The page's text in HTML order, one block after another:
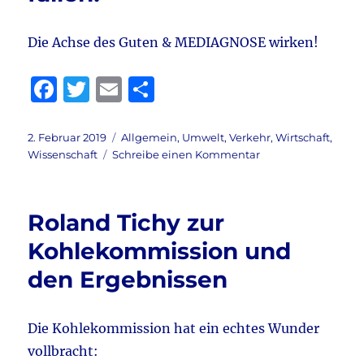
Die Achse des Guten & MEDIAGNOSE wirken!
F
c
e
o
o
k
T
it
te
E
ai
l
le
n
Veröffentlicht
am
2. Februar 2019 Kategorien
Allgemein, Umwelt,Verkehr,Wirtschaft,
Wissenschaft
Schreibe einen Kommentarzu
fallen!
Roland Tichy zur
Kohlekommission und
den Ergebnissen
Die Kohlekommission hat ein echtes Wunder
vollbracht: